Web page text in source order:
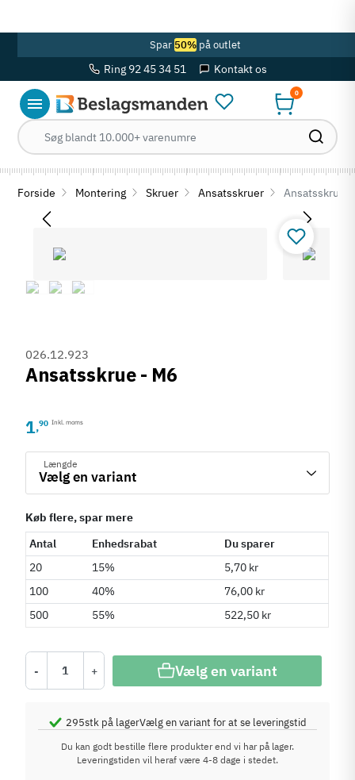
Spar 50%på outlet
Ring 92 45 34 51 Kontakt os
0
Forside Montering Skruer Ansatsskruer Ansatsskrue -
026.12.923
Ansatsskrue - M6
1,90 Inkl. moms
Længde
Køb flere, spar mere
Antal Enhedsrabat
Du sparer
20
15%
5,70 kr
100
40%
76,00 kr
500
55% 522,50 kr
- + Vælg en variant
295stk på lagerVælg en variant for at se leveringstid
Du kan godt bestille flere produkter end vi har på lager.
Leveringstiden vil heraf være 4-8 dage i stedet.